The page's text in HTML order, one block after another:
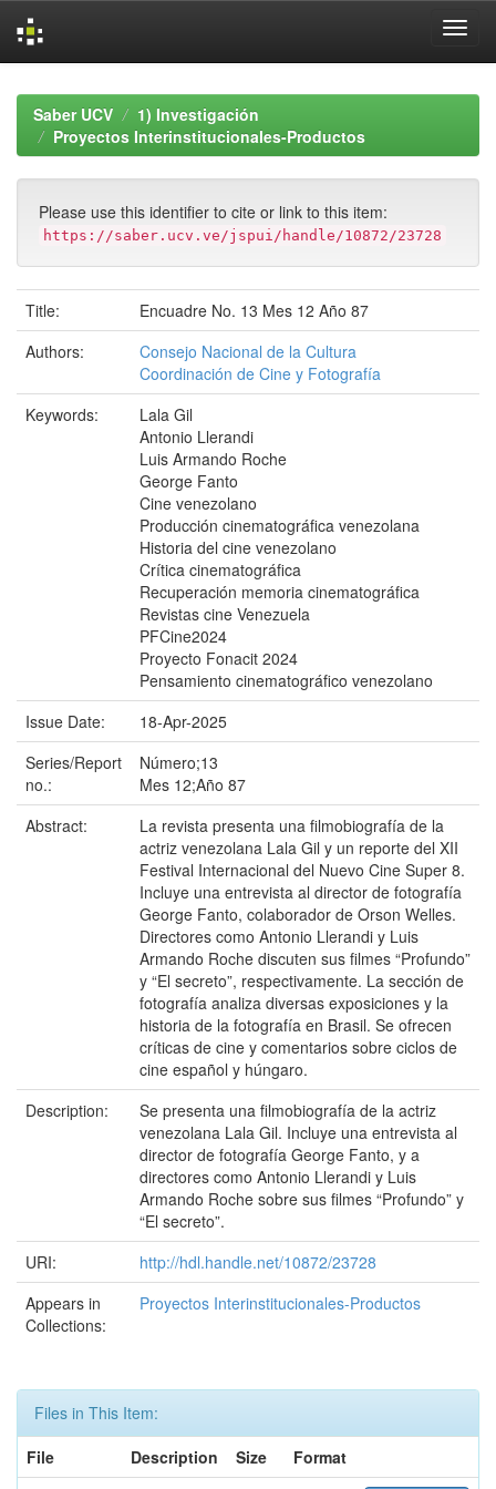
navigationSaber UCV
1) Investigación
Proyectos Interinstitucionales-Productos
Please use this identifier to cite or link to this item:
https://saber.ucv.ve/jspui/handle/10872/23728
Title:
Encuadre No. 13 Mes 12 Año 87
Authors:
Consejo Nacional de la Cultura
Coordinación de Cine y Fotografía
Keywords:
Lala Gil
Antonio Llerandi
Luis Armando Roche
George Fanto
Cine venezolano
Producción cinematográfica venezolana
Historia del cine venezolano
Crítica cinematográfica
Recuperación memoria cinematográfica
Revistas cine Venezuela
PFCine2024
Proyecto Fonacit 2024
Pensamiento cinematográfico venezolano
Issue Date:
18-Apr-2025
Series/Report
no.:
Número;13
Mes 12;Año 87
Abstract:
La revista presenta una filmobiografía de la
actriz venezolana Lala Gil y un reporte del XII
Festival Internacional del Nuevo Cine Super 8.
Incluye una entrevista al director de fotografía
George Fanto, colaborador de Orson Welles.
Directores como Antonio Llerandi y Luis
Armando Roche discuten sus filmes “Profundo”
y “El secreto”, respectivamente. La sección de
fotografía analiza diversas exposiciones y la
historia de la fotografía en Brasil. Se ofrecen
críticas de cine y comentarios sobre ciclos de
cine español y húngaro.
Description:
Se presenta una filmobiografía de la actriz
venezolana Lala Gil. Incluye una entrevista al
director de fotografía George Fanto, y a
directores como Antonio Llerandi y Luis
Armando Roche sobre sus filmes “Profundo” y
“El secreto”.
URI:
http://hdl.handle.net/10872/23728
Appears in
Collections:
Proyectos Interinstitucionales-Productos
Files in This Item:
File
Description Size
Format